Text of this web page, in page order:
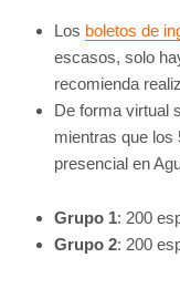
Los boletos de
escasos, solo
recomienda
De forma virtual
mientras que los
presencial en
Grupo 1: 200
Grupo 2: 200